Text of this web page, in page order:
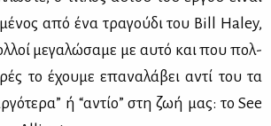
από ένα τρα­γού­δι του Bill Haley,
με­γα­λώ­σα­με με αυ­τό και που πολ­
το έχου­με επα­να­λά­βει αντί του τα
ή “αντίο” στη ζωή μας: το See